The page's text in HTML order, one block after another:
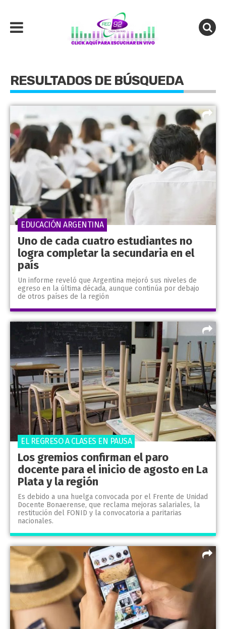
RESULTADOS DE BÚSQUEDA
Uno de cada cuatro estudiantes no
logra completar la secundaria en el
país
Un informe reveló que Argentina mejoró sus niveles de
egreso en la última década, aunque continúa por debajo
de otros países de la región
EDUCACIÓN ARGENTINA
Los gremios confirman el paro
docente para el inicio de agosto en La
Plata y la región
Es debido a una huelga convocada por el Frente de Unidad
Docente Bonaerense, que reclama mejoras salariales, la
restitución del FONID y la convocatoria a paritarias
nacionales.
EL REGRESO A CLASES EN PAUSA